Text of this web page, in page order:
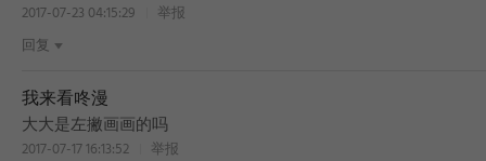
2017-07-23 04:15:29
举报
回复
我来看咚漫
大大是左撇画画的吗
2017-07-17 16:13:52
举报